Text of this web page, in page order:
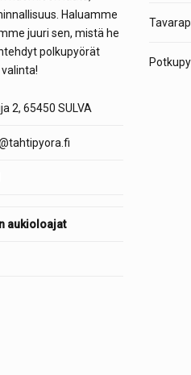
Haluamme
juuri sen, mistä he
polkupyörät
2, 65450 SULVA
aukioloajat